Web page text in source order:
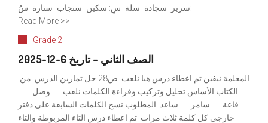
سرير- سجادة- سلة- سِ: سكين- سنجاب- سنارة- سُ:
Read More >>
Grade 2
الصف الثاني – تاريخ 6-12-2025
الكتاب الأساس تحليل وتركيب وقراءة الكلمات نلعب وصل
قاعة سامر ساعد المطلوب نسخ الكلمات السابقة على دفتر
خارجي كل كلمة ثلاث مرات تم اعطاء درس التاء المربوطة والتاء